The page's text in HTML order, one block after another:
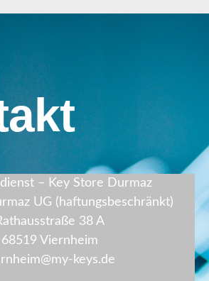
– Key Store Durmaz
UG (haftungsbeschränkt)
38 A
68519 Viernheim
keys.de